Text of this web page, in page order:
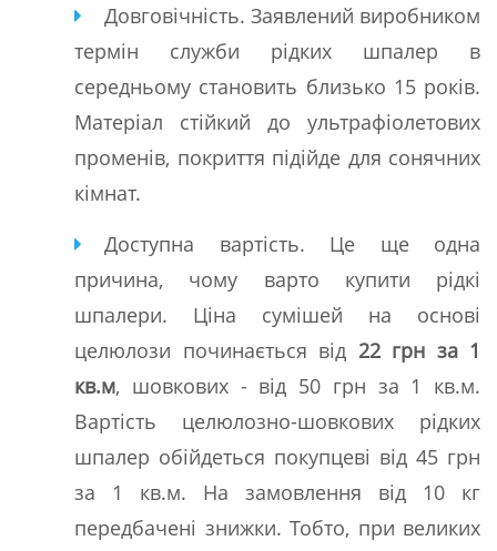
Довговічність. Заявлений виробником
термін служби рідких шпалер в
середньому становить близько 15 років.
Матеріал стійкий до ультрафіолетових
променів, покриття підійде для сонячних
кімнат.
Доступна вартість. Це ще одна
причина, чому варто купити рідкі
шпалери. Ціна сумішей на основі
целюлози починається від 22 грн за 1
кв.м, шовкових - від 50 грн за 1 кв.м.
Вартість целюлозно-шовкових рідких
шпалер обійдеться покупцеві від 45 грн
за 1 кв.м. На замовлення від 10 кг
передбачені знижки. Тобто, при великих